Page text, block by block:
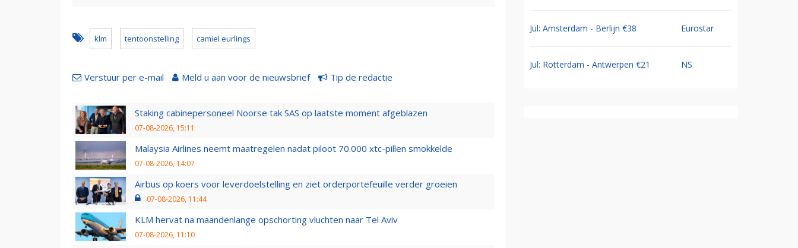
klm tentoonstelling camiel eurlings
Verstuur per e-mail Meld u aan voor de nieuwsbrief Tip de redactie
Staking cabinepersoneel Noorse tak SAS op laatste moment afgeblazen
07-08-2026, 15:11
Malaysia Airlines neemt maatregelen nadat piloot 70.000 xtc-pillen smokkelde
07-08-2026, 14:07
Airbus op koers voor leverdoelstelling en ziet orderportefeuille verder groeien
07-08-2026, 11:44
KLM hervat na maandenlange opschorting vluchten naar Tel Aviv
07-08-2026, 11:10
Jul: Amsterdam - Berlijn €38 Eurostar
Jul: Rotterdam - Antwerpen €21 NS